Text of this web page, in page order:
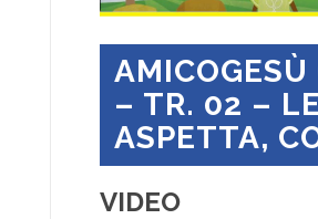
– TR. 02 –
ASPETTA,
VIDEO